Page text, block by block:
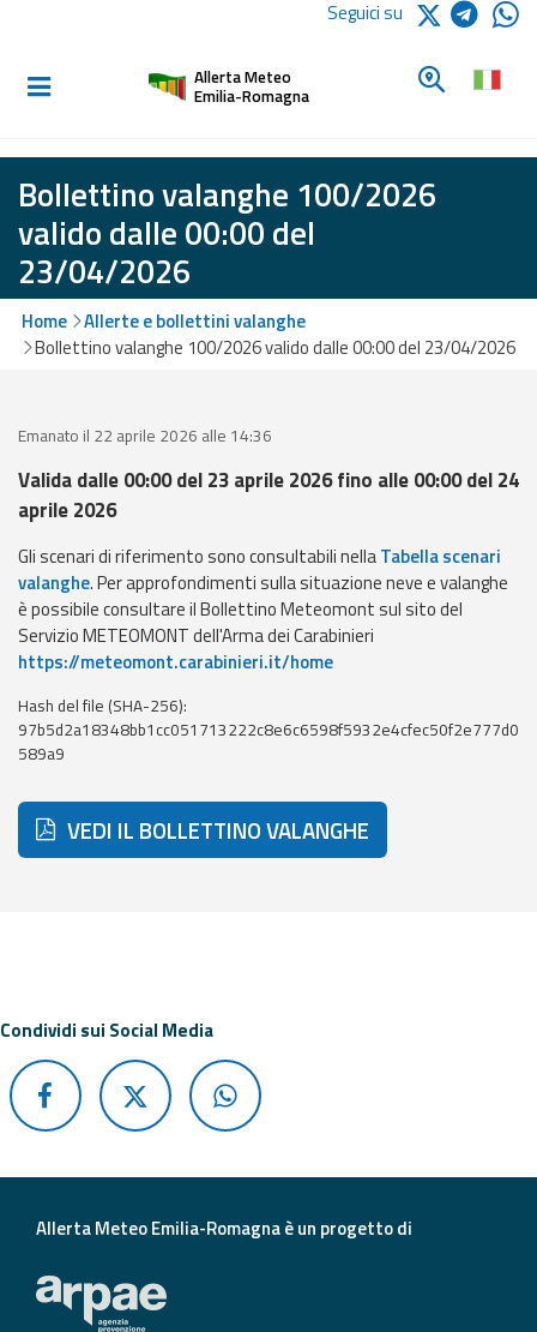
Informati e
Allerte E
Bollettini
Allerte e
Bollettini
Meteo
Bollettini
Monitoraggio
eventi
Previsioni e dati
Previsioni meteo e
marine
Dati osservati
Radar meteo
Aggiornamenti
Informazioni
frequenti
Seguici su
Allerta Meteo
Emilia-Romagna
Cerca un
Bollettino valanghe 100/2026
valido dalle 00:00 del
23/04/2026
Home
Allerte e bollettini valanghe
Bollettino valanghe 100/2026 valido dalle 00:00 del 23/04/2026
Emanato il 22 aprile 2026 alle 14:36
Valida dalle 00:00 del 23 aprile 2026 fino alle 00:00 del 24
aprile 2026
Gli scenari di riferimento sono consultabili nellaTabella scenari
valanghe. Per approfondimenti sulla situazione neve e valanghe
è possibile consultare il Bollettino Meteomont sul sito del
Servizio METEOMONT dell'Arma dei Carabinieri
https://meteomont.carabinieri.it/home
Hash del file (SHA-256):
97b5d2a18348bb1cc051713222c8e6c6598f5932e4cfec50f2e777d0
589a9
VEDI IL BOLLETTINO VALANGHE
Condividi sui Social Media
Allerta Meteo Emilia-Romagna è un progetto di